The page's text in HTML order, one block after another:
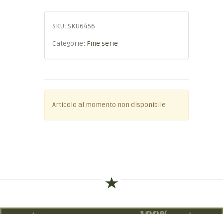
SKU: SKU6456
Categorie: Fine serie
Articolo al momento non disponibile